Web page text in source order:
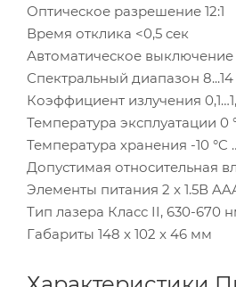
Оптическое разрешение 12:1
Время отклика <0,5 cек
Автоматическое
Спектральный диапазон
Коэффициент излучения
Температура эксплуатации 0
Температура хранения -10 °C
Допустимая относительная
Элементы питания 2 x 1.5В
Тип лазера Класс II, 630-670
Габариты 148 x 102 x 46 мм